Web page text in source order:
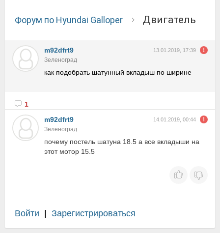
Форум по Hyundai Galloper двигатель
m92dfrt9 13.01.2019, 17:39
Зеленоград
как подобрать шатунный вкладыш по ширине
1
m92dfrt9
14.01.2019, 00:44
Зеленоград
почему постель шатуна 18.5 а все вкладыши на
этот мотор 15.5
Войти Зарегистрироваться